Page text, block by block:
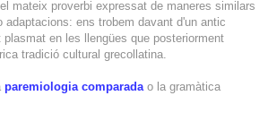
mateix proverbi expressat de maneres similars
ens trobem davant d'un antic
en les llengües que posteriorment
tradició cultural grecollatina.
paremiologia comparada o la gramàtica